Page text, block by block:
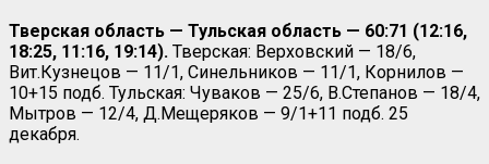
Тверская область — Тульская область — 60:71 (12:16,
18:25, 11:16, 19:14). Тверская: Верховский — 18/6,
Вит.Кузнецов — 11/1, Синельников — 11/1, Корнилов —
10+15 подб. Тульская: Чуваков — 25/6, В.Степанов — 18/4,
Мытров — 12/4, Д.Мещеряков — 9/1+11 подб. 25
декабря.